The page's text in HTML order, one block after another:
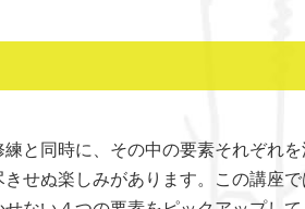
と同時に、その中の要素それぞれ
せぬ楽しみがあります。この講座